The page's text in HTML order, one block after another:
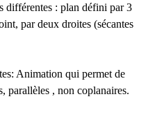
différentes : plan défini par 3
par deux droites (sécantes
Animation qui permet de
parallèles , non coplanaires.